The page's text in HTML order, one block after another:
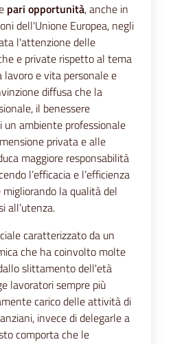
pari opportunità, anche in
dell'Unione Europea, negli
l'attenzione delle
e private rispetto al tema
e vita personale e
diffusa che la
il benessere
un ambiente professionale
privata e alle
maggiore responsabilità
l’efficacia e l’efficienza
la qualità del
all’utenza.
caratterizzato da un
che ha coinvolto molte
slittamento dell'età
lavoratori sempre più
carico delle attività di
invece di delegarle a
comporta che le